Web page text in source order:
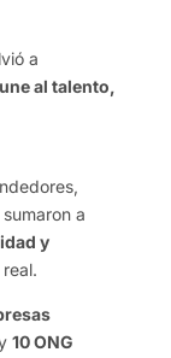
a
al talento,
a
y
10 ONG